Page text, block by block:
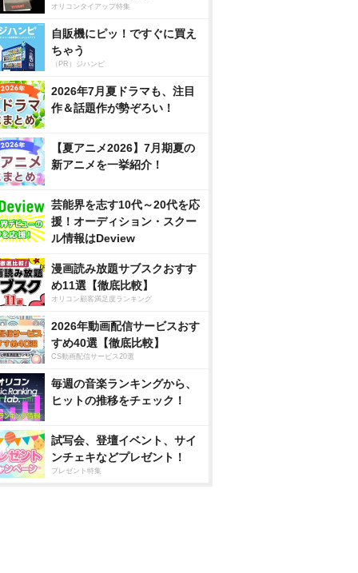
オリコンタイアップ特集
自販機にピッ！ですぐに買え
ちゃう
（PR）ジハンピ
2026年7月夏ドラマも、注目
作＆話題作が勢ぞろい！
【夏アニメ2026】7月期夏の
新アニメを一挙紹介！
芸能界を志す10代～20代を応
援！オーディション・スクー
ル情報はDeview
漫画読み放題サブスクおすす
め11選【徹底比較】
オリコン顧客満足度ランキング
2026年動画配信サービスおす
すめ40選【徹底比較】
CS動画配信サービス20選
毎週の音楽ランキングから、
ヒットの推移をチェック！
試写会、登壇イベント、サイ
ンチェキなどプレゼント！
プレゼント特集